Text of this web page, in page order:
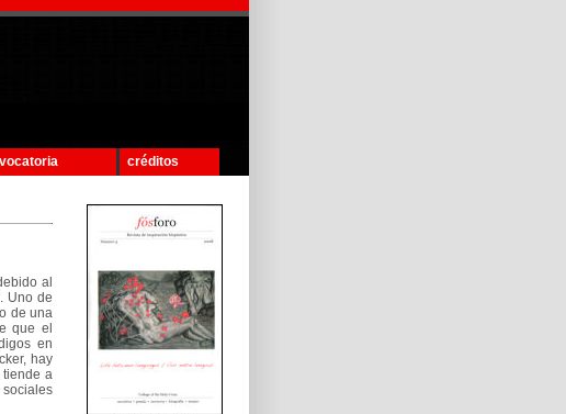
créditos
al
Uno de
de una
que el
en
hay
tiende a
sociales